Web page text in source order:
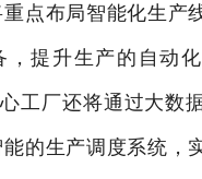
点布局智能化生产
，提升生产的自动化
工厂还将通过大数
的生产调度系统，